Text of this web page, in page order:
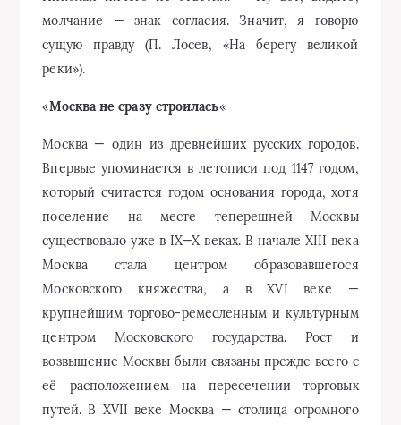
молчание — знак согласия. Значит, я говорю
сущую правду (П. Лосев, «На берегу великой
реки»).
«Москва не сразу строилась«
Москва — один из древнейших русских городов.
Впервые упоминается в летописи под 1147 годом,
который считается годом основания города, хотя
поселение на месте теперешней Москвы
существовало уже в IX—X веках. В начале XIII века
Москва стала центром образовавшегося
Московского княжества, а в XVI веке —
крупнейшим торгово-ремесленным и культурным
центром Московского государства. Рост и
возвышение Москвы были связаны прежде всего с
её расположением на пересечении торговых
путей. В XVII веке Москва — столица огромного